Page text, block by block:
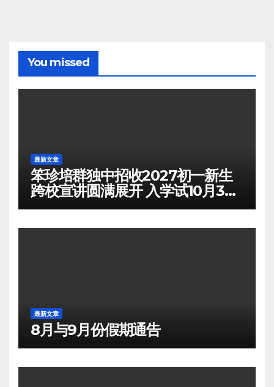
You missed
最新文章
笨珍培群独中招收2027初一新生
跨校宣讲圆满展开 入学试10月3日
举行
最新文章
8月与9月份假期通告